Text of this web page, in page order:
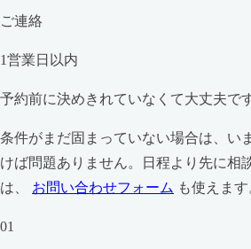
ご連絡
1営業日以内
予約前に決めきれていなくて大丈夫で
条件がまだ固まっていない場合は、い
けば問題ありません。日程より先に相
は、 お問い合わせフォーム も使えます
01